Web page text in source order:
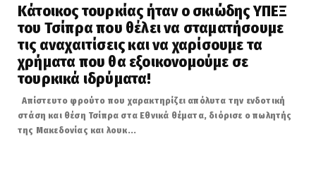
Κάτοικος τουρκίας ήταν ο σκιώδης ΥΠΕΞ
του Τσίπρα που θέλει να σταματήσουμε
τις αναχαιτίσεις και να χαρίσουμε τα
χρήματα που θα εξοικονομούμε σε
τουρκικά ιδρύματα!
Απίστευτο φρούτο που χαρακτηρίζει απόλυτα την ενδοτική
στάση και θέση Τσίπρα στα Εθνικά θέματα, διόρισε ο πωλητής
της Μακεδονίας και λουκ...